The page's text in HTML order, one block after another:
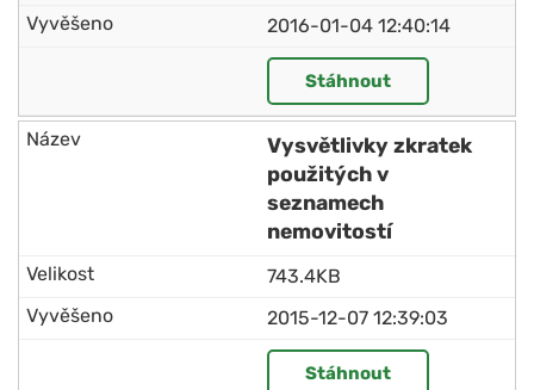
2016-01-04 12:40:14
Stáhnout
Vysvětlivky zkratek
použitých v
seznamech
nemovitostí
743.4KB
2015-12-07 12:39:03
Stáhnout